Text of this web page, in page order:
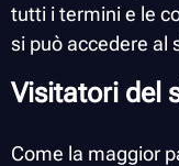
Deutsch
Français
tutti i termini e le
si può accedere al
Visitatori del
Come la maggior